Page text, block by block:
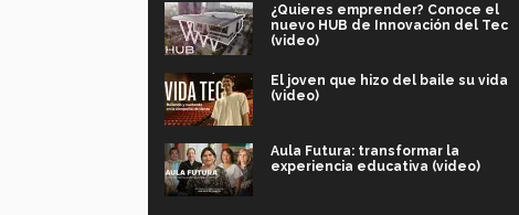
¿Quieres emprender? Conoce el
nuevo HUB de Innovación del Tec
(video)
El joven que hizo del baile su vida
(video)
Aula Futura: transformar la
experiencia educativa (video)